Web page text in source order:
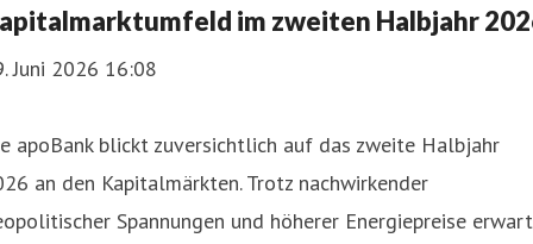
im zweiten Halbjahr
Juni 2026 16:08
apoBank blickt zuversichtlich auf das zweite Halbjahr
an den Kapitalmärkten. Trotz nachwirkender
Spannungen und höherer Energiepreise